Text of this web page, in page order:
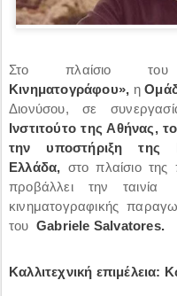
Στο πλαίσιο
Κινηματογράφου», η
Διονύσου, σε
Ινστιτούτο της Αθήνας,
την υποστήριξη της
Ελλάδα, στο πλαίσιο
προβάλλει την
κινηματογραφικής
του Gabriele Salvatores.
Καλλιτεχνική επιμέλεια: